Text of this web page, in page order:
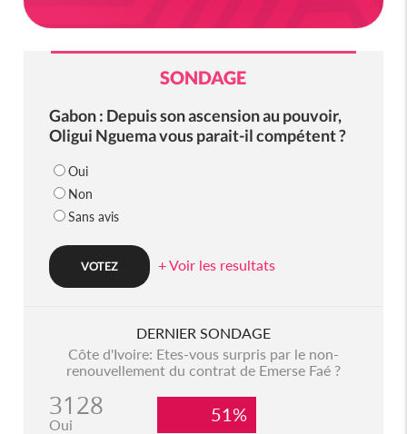
SONDAGE
Gabon : Depuis son ascension au pouvoir,
Oligui Nguema vous parait-il compétent ?
Oui
Non
Sans avis
+ Voir les resultats
DERNIER SONDAGE
Côte d'Ivoire: Etes-vous surpris par le non-
renouvellement du contrat de Emerse Faé ?
3128
Oui 51%